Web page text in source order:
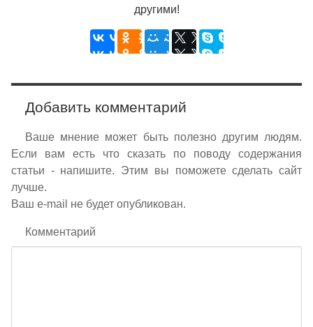
другими!
Добавить комментарий
Ваше мнение может быть полезно другим людям.
Если вам есть что сказать по поводу содержания
статьи - напишите. Этим вы поможете сделать сайт
лучше.
Ваш e-mail не будет опубликован.
Комментарий